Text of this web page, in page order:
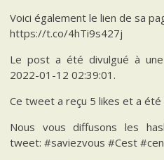
Voici également le lien de sa
https://t.co/4hTi9s427j
Le post a été divulgué à
2022-01-12 02:39:01.
Ce tweet a reçu 5 likes et a
Nous vous diffusons les
tweet: #saviezvous #Cest